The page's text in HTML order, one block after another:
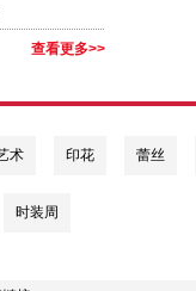
查看更多>>
术 印花 蕾丝
时装周